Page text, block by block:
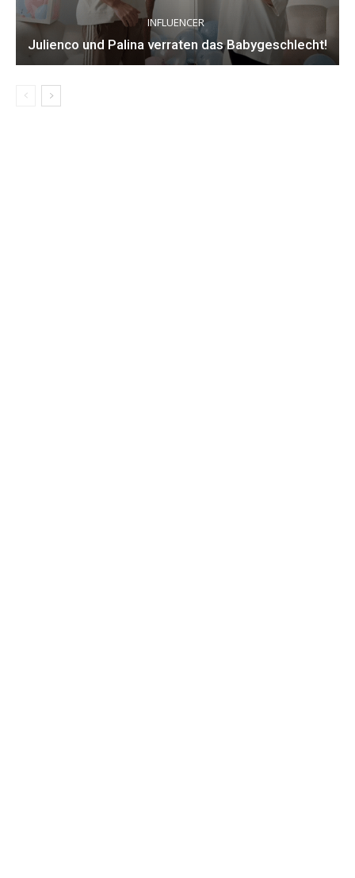
INFLUENCER
Julienco und Palina verraten das Babygeschlecht!